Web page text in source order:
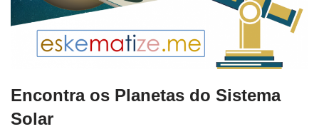
Encontra os Planetas do Sistema
Solar